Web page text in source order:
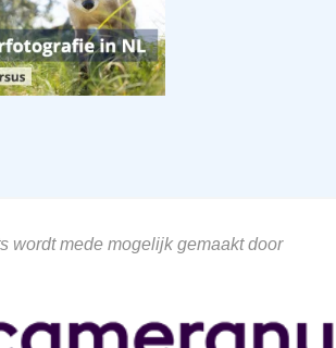
wordt mede mogelijk gemaakt door